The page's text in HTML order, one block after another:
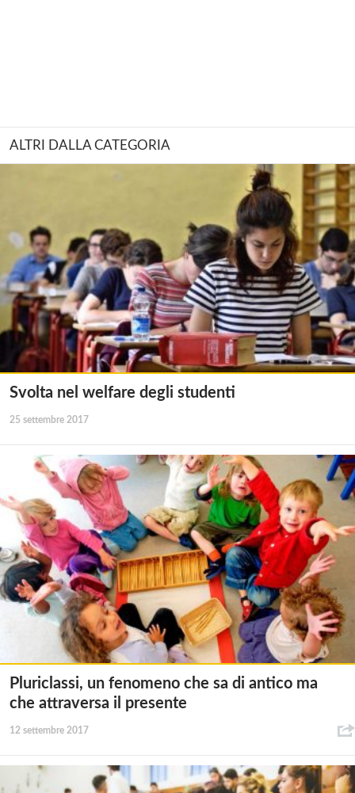
ALTRI DALLA CATEGORIA
Svolta nel welfare degli studenti
25 settembre 2017
Pluriclassi, un fenomeno che sa di antico ma
che attraversa il presente
12 settembre 2017